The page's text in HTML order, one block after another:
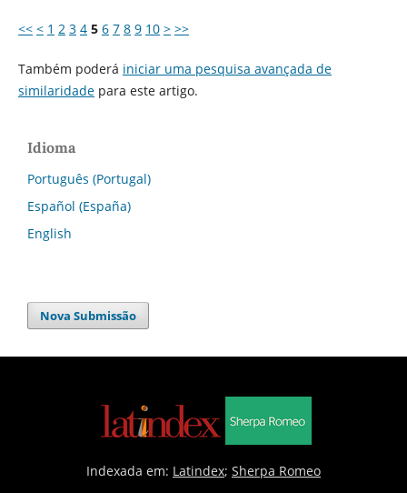
<< < 1 2 3 4 5 6 7 8 9 10 > >>
Também poderá iniciar uma pesquisa avançada de
similaridadepara este artigo.
Idioma
Português (Portugal)
Español (España)
English
Nova Submissão
Indexada em: Latindex; Sherpa Romeo